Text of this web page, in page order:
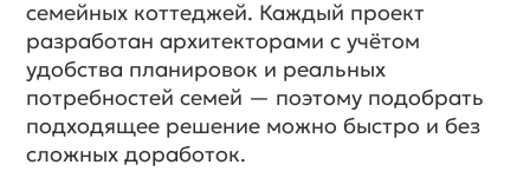
семейных коттеджей. Каждый проект
разработан архитекторами с учётом
удобства планировок и реальных
потребностей семей — поэтому подобрать
подходящее решение можно быстро и без
сложных доработок.